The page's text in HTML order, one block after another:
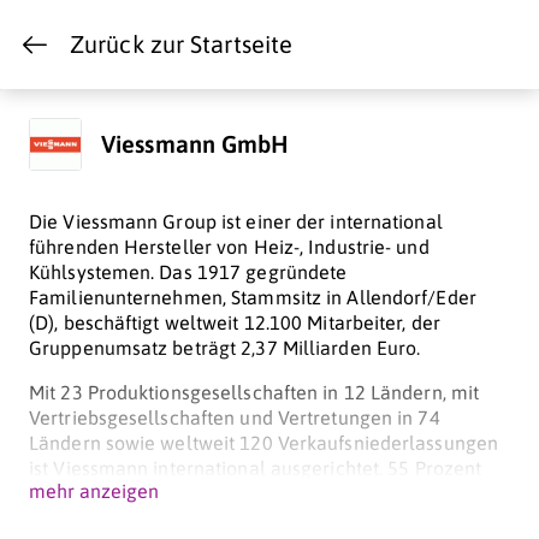
Zurück zur Startseite
Viessmann GmbH
Die Viessmann Group ist einer der international
führenden Hersteller von Heiz-, Industrie- und
Kühlsystemen. Das 1917 gegründete
Familienunternehmen, Stammsitz in Allendorf/Eder
(D), beschäftigt weltweit 12.100 Mitarbeiter, der
Gruppenumsatz beträgt 2,37 Milliarden Euro.
Mit 23 Produktionsgesellschaften in 12 Ländern, mit
Vertriebsgesellschaften und Vertretungen in 74
Ländern sowie weltweit 120 Verkaufsniederlassungen
ist Viessmann international ausgerichtet. 55 Prozent
des Umsatzes entfallen auf das Ausland.
mehr anzeigen